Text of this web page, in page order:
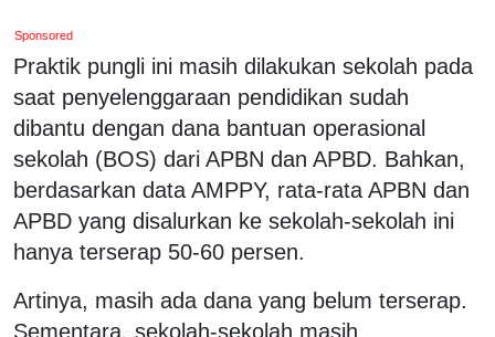
Sponsored
Praktik pungli ini masih dilakukan sekolah pada
saat penyelenggaraan pendidikan sudah
dibantu dengan dana bantuan operasional
sekolah (BOS) dari APBN dan APBD. Bahkan,
berdasarkan data AMPPY, rata-rata APBN dan
APBD yang disalurkan ke sekolah-sekolah ini
hanya terserap 50-60 persen.
Artinya, masih ada dana yang belum terserap.
Sementara, sekolah-sekolah masih